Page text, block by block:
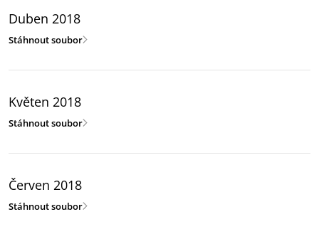
Duben 2018
Stáhnout soubor
Květen 2018
Stáhnout soubor
Červen 2018
Stáhnout soubor